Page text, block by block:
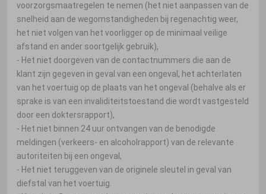
voorzorgsmaatregelen te nemen (het niet aanpassen van de
snelheid aan de wegomstandigheden bij regenachtig weer,
het niet volgen van het voorligger op de minimaal veilige
afstand en ander soortgelijk gebruik),
- Het niet doorgeven van de contactnummers die aan de
klant zijn gegeven in geval van een ongeval, het achterlaten
van het voertuig op de plaats van het ongeval (behalve als er
sprake is van een invaliditeitstoestand die wordt vastgesteld
door een doktersrapport),
- Het niet binnen 24 uur ontvangen van de benodigde
meldingen (verkeers- en alcoholrapport) van de relevante
autoriteiten bij een ongeval,
- Het niet teruggeven van de originele sleutel in geval van
diefstal van het voertuig.